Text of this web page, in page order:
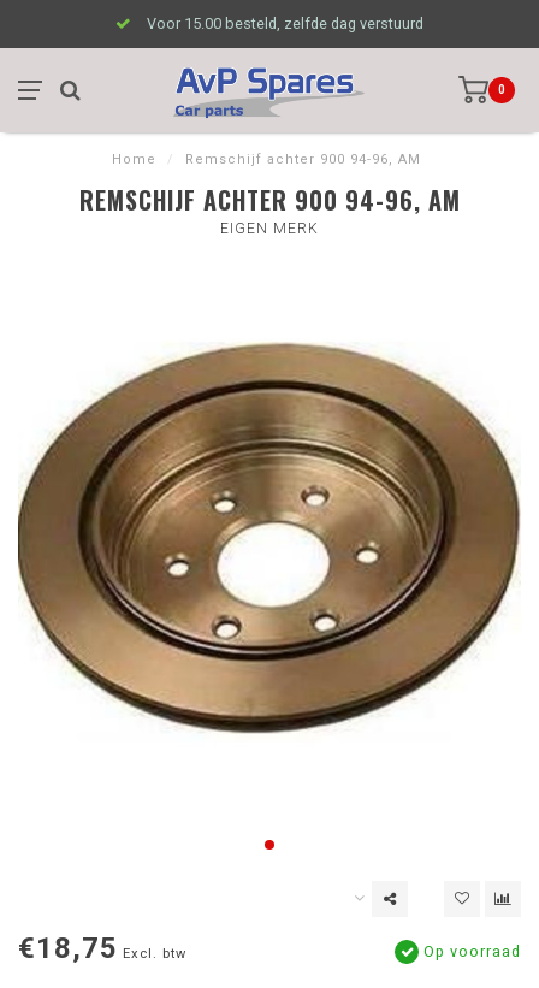
Voor 15.00 besteld, zelfde dag verstuurd
0
Home / Remschijf achter 900 94-96, AM
REMSCHIJF ACHTER 900 94-96, AM
EIGEN MERK
€18,75 Excl. btw Op voorraad